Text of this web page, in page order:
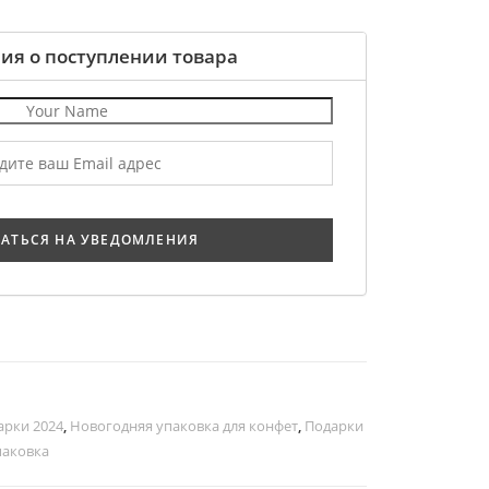
о поступлении товара
2024, Новогодняя упаковка для конфет, Подарки